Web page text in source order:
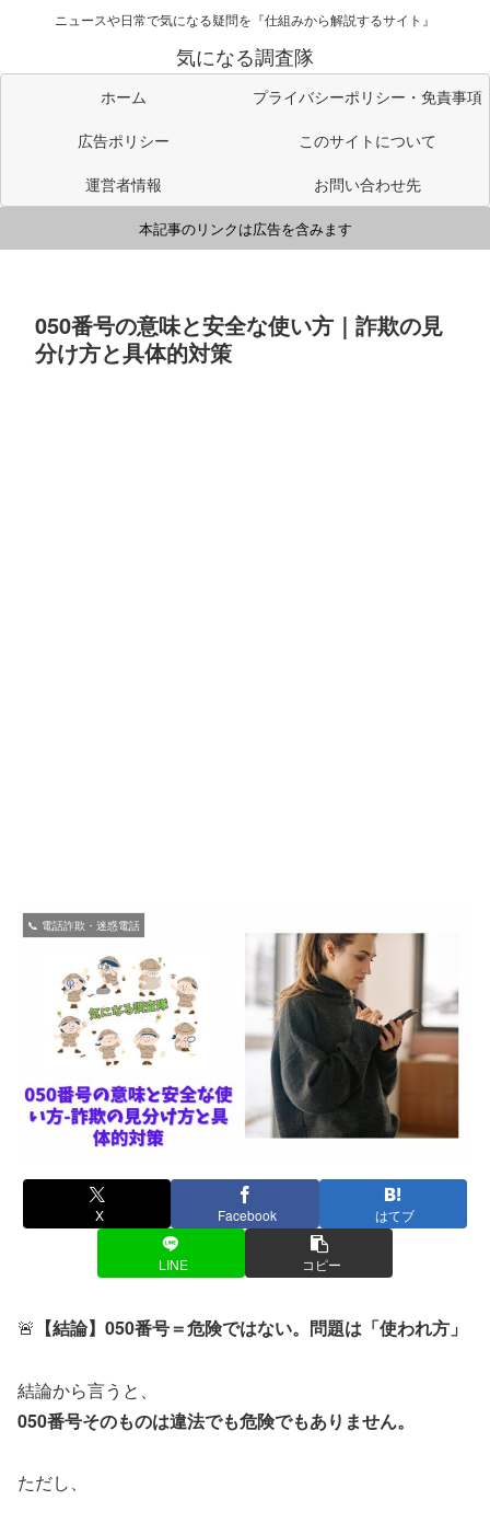
ニュースや日常で気になる疑問を『仕組みから解説するサイト』
気になる調査隊
ホーム
プライバシーポリシー・免責事項
広告ポリシー
このサイトについて
運営者情報
お問い合わせ先
本記事のリンクは広告を含みます
050番号の意味と安全な使い方｜詐欺の見
分け方と具体的対策
📞 電話詐欺・迷惑電話
X Facebook はてブ
LINE コピー
🚨 【結論】050番号＝危険ではない。問題は「使われ方」
結論から言うと、
050番号そのものは違法でも危険でもありません。
ただし、